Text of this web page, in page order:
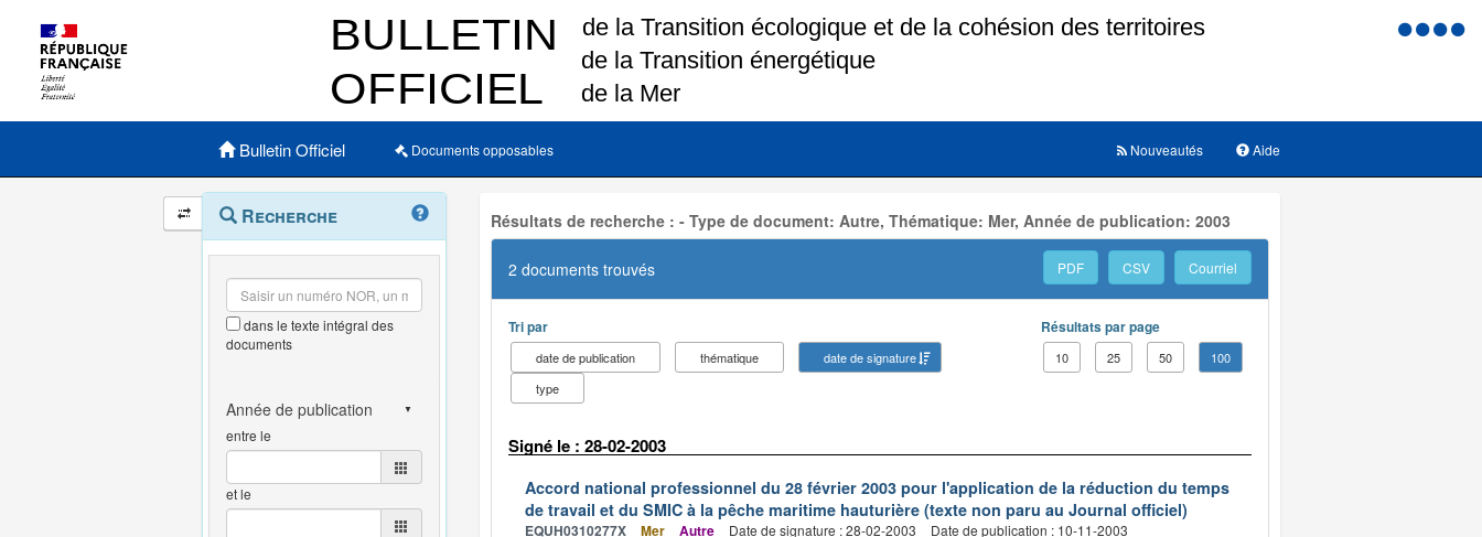
Menu
Menu principal
Bulletin Officiel Documents opposables Aide
Nouveautés
Navigation
et
outils
annexes
Menu
contextuel
Recherche
dans le texte intégral des
documents
entre le
et le
Résultats de recherche : - Type de document: Autre, Thématique: Mer, Année de publication: 2003
2 documents trouvés PDF CSV Courriel
Tri par
date de publication thématique
date de signature
type
Résultats par page
10 25 50 100
Signé le : 28-02-2003
Accord national professionnel du 28 février 2003 pour l'application de la réduction du temps
de travail et du SMIC à la pêche maritime hauturière (texte non paru au Journal officiel)
EQUH0310277X Mer Autre Date de signature : 28-02-2003 Date de publication : 10-11-2003